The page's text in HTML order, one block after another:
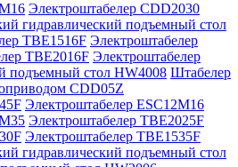
Электроштабелер CDD2030
гидравлический подъемный стол
TBE1516F Электроштабелер
TBE2016F Электроштабелер
подъемный стол HW4008 Штабелер
CDD05Z
Электроштабелер ESC12M16
Электроштабелер TBE2025F
Электроштабелер TBE1535F
гидравлический подъемный стол